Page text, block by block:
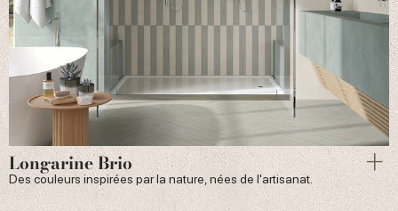
Longarine Brio
Des couleurs inspirées par la nature, nées de l'artisanat.